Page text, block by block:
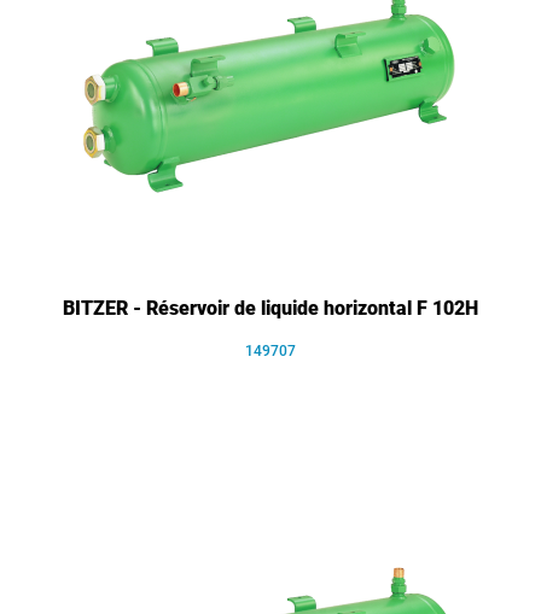
BITZER - Réservoir de liquide horizontal F 102H
149707